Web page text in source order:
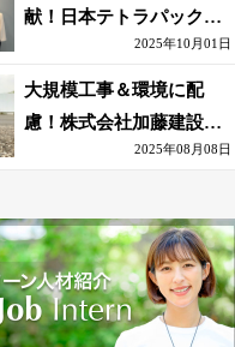
献！日本テトラパック株
式会社のグローバルな環
境
2025年10月01日
大規模工事＆環境に配
慮！株式会社加藤建設の
若手が語る現場監督の働
2025年08月08日